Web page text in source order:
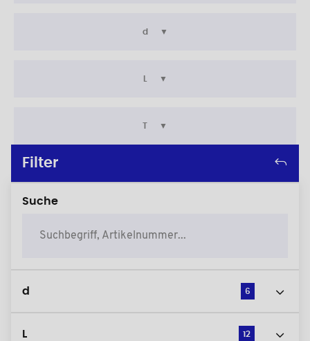
d
L
Filter
Suche
d 6
L 12